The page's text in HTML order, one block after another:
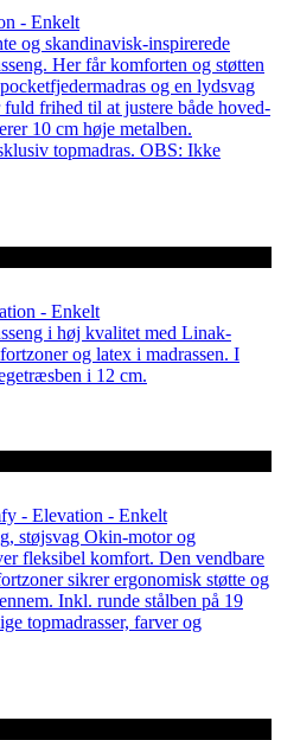
- Enkelt
og skandinavisk-inspirerede
Her får komforten og støtten
og en lydsvag
frihed til at justere både hoved-
10 cm høje metalben.
topmadras. OBS: Ikke
- Enkelt
i høj kvalitet med Linak-
og latex i madrassen. I
i 12 cm.
- Elevation - Enkelt
støjsvag Okin-motor og
fleksibel komfort. Den vendbare
sikrer ergonomisk støtte og
Inkl. runde stålben på 19
topmadrasser, farver og